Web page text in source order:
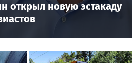
открыл новую эстакаду